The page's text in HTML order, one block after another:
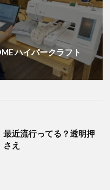
ハイパークラフト
最近流行ってる？透明押
さえ